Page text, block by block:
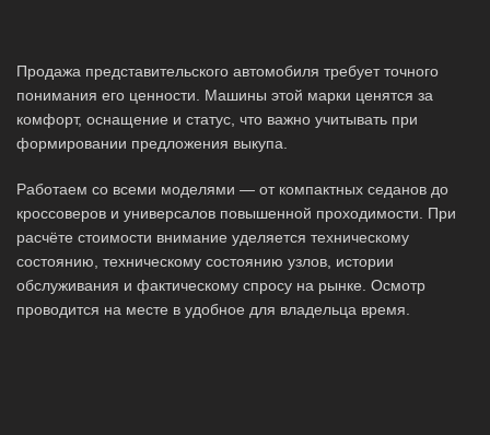
Продажа представительского автомобиля требует точного
понимания его ценности. Машины этой марки ценятся за
комфорт, оснащение и статус, что важно учитывать при
формировании предложения выкупа.
Работаем со всеми моделями — от компактных седанов до
кроссоверов и универсалов повышенной проходимости. При
расчёте стоимости внимание уделяется техническому
состоянию, техническому состоянию узлов, истории
обслуживания и фактическому спросу на рынке. Осмотр
проводится на месте в удобное для владельца время.